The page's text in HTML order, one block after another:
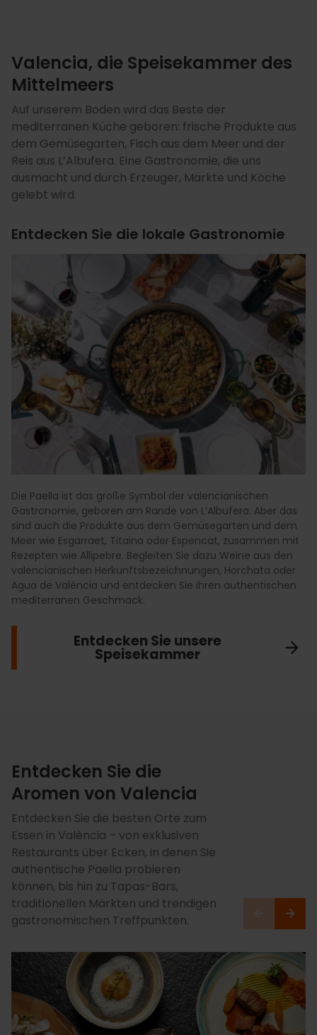
Valencia, die Speisekammer des
Mittelmeers
Auf unserem Boden wird das Beste der
mediterranen Küche geboren: frische Produkte aus
dem Gemüsegarten, Fisch aus dem Meer und der
Reis aus L’Albufera. Eine Gastronomie, die uns
ausmacht und durch Erzeuger, Märkte und Köche
gelebt wird.
Entdecken Sie die lokale Gastronomie
Die Paella ist das große Symbol der valencianischen
Gastronomie, geboren am Rande von L’Albufera. Aber das
sind auch die Produkte aus dem Gemüsegarten und dem
Meer wie Esgarraet, Titaina oder Espencat, zusammen mit
Rezepten wie Allipebre. Begleiten Sie dazu Weine aus den
valencianischen Herkunftsbezeichnungen, Horchata oder
Agua de València und entdecken Sie ihren authentischen
mediterranen Geschmack.
Entdecken Sie unsere
Speisekammer
Entdecken Sie die
Aromen von Valencia
Entdecken Sie die besten Orte zum
Essen in València – von exklusiven
Restaurants über Ecken, in denen Sie
authentische Paella probieren
können, bis hin zu Tapas-Bars,
traditionellen Märkten und trendigen
gastronomischen Treffpunkten.